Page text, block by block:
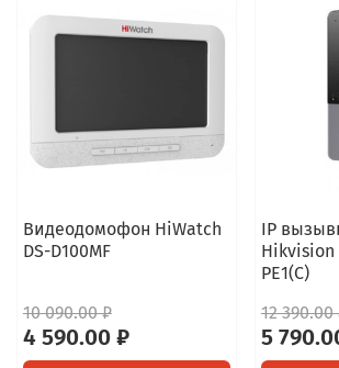
Видеодомофон HiWatch
DS-D100MF
10 090.00 ₽
4 590.00 ₽
IP
Hikvision
PE1(C)
12 390.00
5